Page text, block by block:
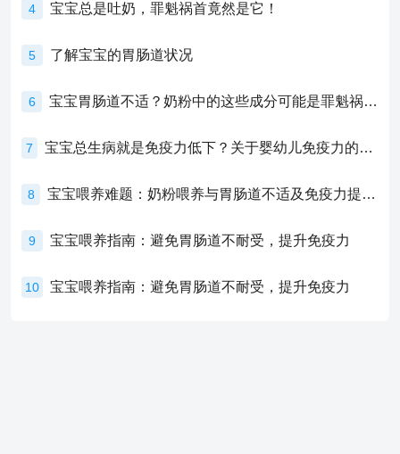
4 宝宝总是吐奶，罪魁祸首竟然是它！
5 了解宝宝的胃肠道状况
6 宝宝胃肠道不适？奶粉中的这些成分可能是罪魁祸首！
7 宝宝总生病就是免疫力低下？关于婴幼儿免疫力的真相，家长必须了解！
8 宝宝喂养难题：奶粉喂养与胃肠道不适及免疫力提升的奥秘
9 宝宝喂养指南：避免胃肠道不耐受，提升免疫力
10 宝宝喂养指南：避免胃肠道不耐受，提升免疫力